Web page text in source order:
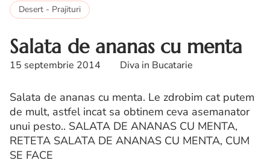
Desert - Prajituri
Salata de ananas cu menta
15 septembrie 2014 Diva in Bucatarie
Salata de ananas cu menta. Le zdrobim cat putem
de mult, astfel incat sa obtinem ceva asemanator
unui pesto.. SALATA DE ANANAS CU MENTA,
RETETA SALATA DE ANANAS CU MENTA, CUM
SE FACE